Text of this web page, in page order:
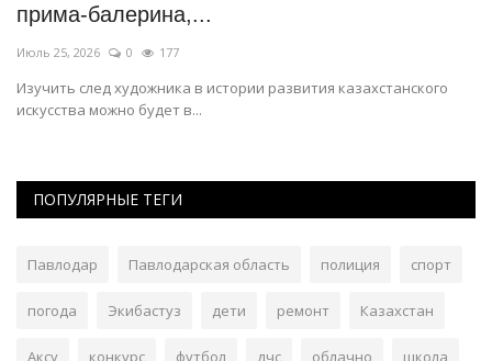
прима-балерина,...
Июль 25, 2026 0 177
Изучить след художника в истории развития казахстанского
искусства можно будет в...
ПОПУЛЯРНЫЕ ТЕГИ
Павлодар Павлодарская область полиция спорт
погода Экибастуз дети ремонт Казахстан